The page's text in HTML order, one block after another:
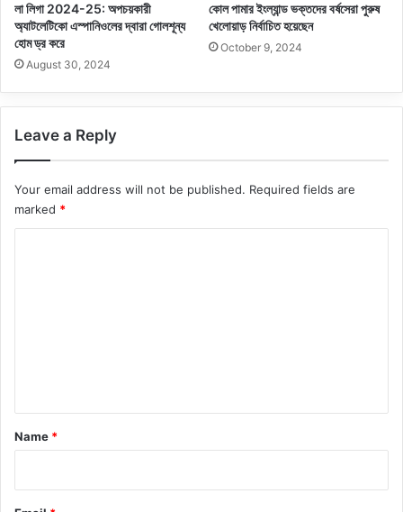
লা লিগা 2024-25: অপচয়কারী
অ্যাটলেটিকো এস্পানিওলের দ্বারা গোলশূন্য
হোম ড্র করে
August 30, 2024
কোল পামার ইংল্যান্ড ভক্তদের বর্ষসেরা পুরুষ
খেলোয়াড় নির্বাচিত হয়েছেন
October 9, 2024
Leave a Reply
Your email address will not be published. Required fields are
marked *
*
Name *